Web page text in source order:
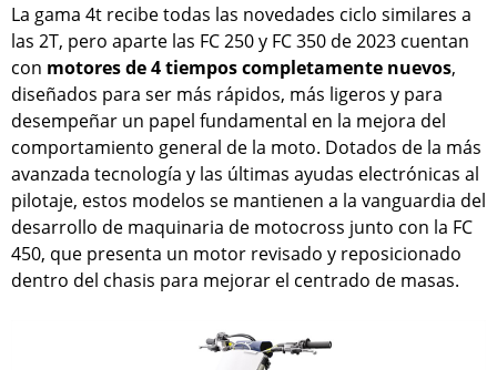
La gama 4t recibe todas las novedades ciclo similares a
las 2T, pero aparte las FC 250 y FC 350 de 2023 cuentan
con motores de 4 tiempos completamente nuevos,
diseñados para ser más rápidos, más ligeros y para
desempeñar un papel fundamental en la mejora del
comportamiento general de la moto. Dotados de la más
avanzada tecnología y las últimas ayudas electrónicas al
pilotaje, estos modelos se mantienen a la vanguardia del
desarrollo de maquinaria de motocross junto con la FC
450, que presenta un motor revisado y reposicionado
dentro del chasis para mejorar el centrado de masas.